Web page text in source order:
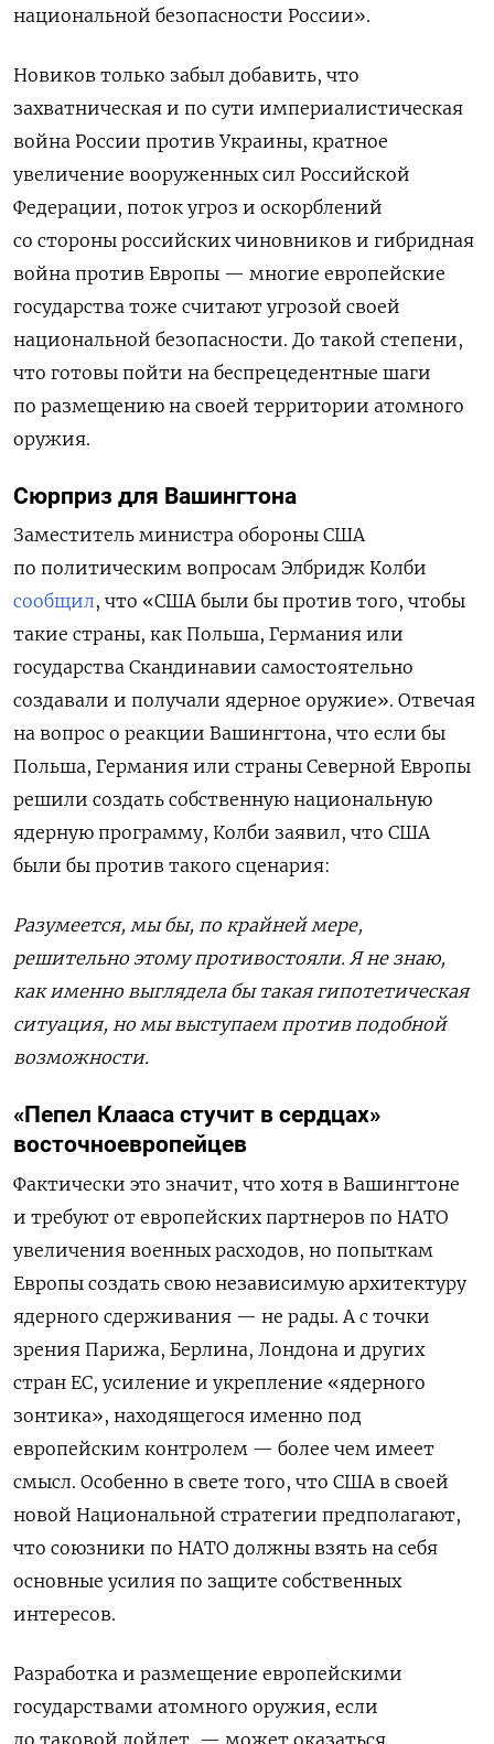
национальной безопасности России».
Новиков только забыл добавить, что
захватническая и по сути империалистическая
война России против Украины, кратное
увеличение вооруженных сил Российской
Федерации, поток угроз и оскорблений
со стороны российских чиновников и гибридная
война против Европы — многие европейские
государства тоже считают угрозой своей
национальной безопасности. До такой степени,
что готовы пойти на беспрецедентные шаги
по размещению на своей территории атомного
оружия.
Сюрприз для Вашингтона
Заместитель министра обороны США
по политическим вопросам Элбридж Колби
сообщил, что «США были бы против того, чтобы
такие страны, как Польша, Германия или
государства Скандинавии самостоятельно
создавали и получали ядерное оружие». Отвечая
на вопрос о реакции Вашингтона, что если бы
Польша, Германия или страны Северной Европы
решили создать собственную национальную
ядерную программу, Колби заявил, что США
были бы против такого сценария:
Разумеется, мы бы, по крайней мере,
решительно этому противостояли. Я не знаю,
как именно выглядела бы такая гипотетическая
ситуация, но мы выступаем против подобной
возможности.
«Пепел Клааса стучит в сердцах»
восточноевропейцев
Фактически это значит, что хотя в Вашингтоне
и требуют от европейских партнеров по НАТО
увеличения военных расходов, но попыткам
Европы создать свою независимую архитектуру
ядерного сдерживания — не рады. А с точки
зрения Парижа, Берлина, Лондона и других
стран ЕС, усиление и укрепление «ядерного
зонтика», находящегося именно под
европейским контролем — более чем имеет
смысл. Особенно в свете того, что США в своей
новой Национальной стратегии предполагают,
что союзники по НАТО должны взять на себя
основные усилия по защите собственных
интересов.
Разработка и размещение европейскими
государствами атомного оружия, если
до таковой дойдет, — может оказаться